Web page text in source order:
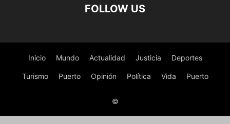
FOLLOW US
Inicio Mundo Actualidad Justicia Deportes
Turismo Puerto Opinión Política Vida Puerto
©